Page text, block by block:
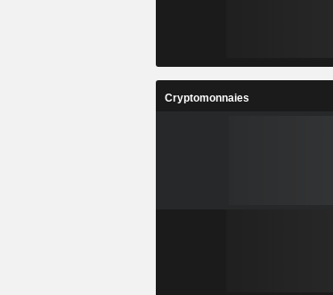
Cryptomonnaies